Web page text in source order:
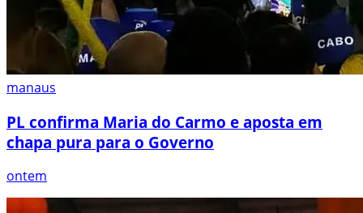
manaus
PL confirma Maria do Carmo e aposta em
chapa pura para o Governo
ontem